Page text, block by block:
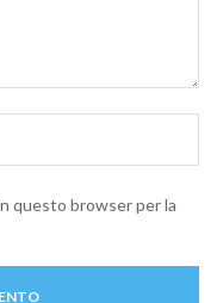
questo browser per la